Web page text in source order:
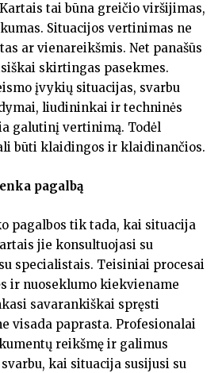
tai būna greičio viršijimas,
Situacijos vertinimas ne
ar vienareikšmis. Net panašūs
skirtingas pasekmes.
įvykių situacijas, svarbu
liudininkai ir techninės
galutinį vertinimą. Todėl
būti klaidingos ir klaidinančios.
pagalbą
pagalbos tik tada, kai situacija
jie konsultuojasi su
specialistais. Teisiniai procesai
ir nuoseklumo kiekviename
savarankiškai spręsti
visada paprasta. Profesionalai
reikšmę ir galimus
kai situacija susijusi su